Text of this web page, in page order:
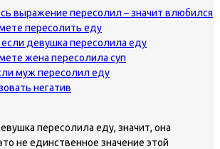
выражение пересолил – значит влюбился
пересолить еду
если девушка пересолила еду
жена пересолила суп
муж пересолил еду
негатив
пересолила еду, значит, она
не единственное значение этой